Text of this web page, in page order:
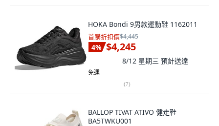
HOKA Bondi 9男款運動鞋 1162011
首購折扣價$4,445
4% $4,245
8/12 星期三 預計送達
免運
(7)
BALLOP TIVAT ATIVO 健走鞋
BA5TWKU001